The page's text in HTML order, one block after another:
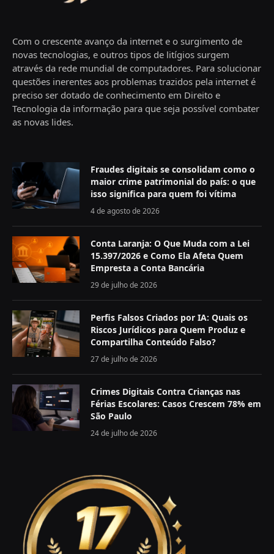
Com o crescente avanço da internet e o surgimento de
novas tecnologias, e outros tipos de litígios surgem
através da rede mundial de computadores. Para solucionar
questões inerentes aos problemas trazidos pela internet é
preciso ser dotado de conhecimento em Direito e
Tecnologia da informação para que seja possível combater
as novas lides.
Fraudes digitais se consolidam como o
maior crime patrimonial do país: o que
isso significa para quem foi vítima
4 de agosto de 2026
Conta Laranja: O Que Muda com a Lei
15.397/2026 e Como Ela Afeta Quem
Empresta a Conta Bancária
29 de julho de 2026
Perfis Falsos Criados por IA: Quais os
Riscos Jurídicos para Quem Produz e
Compartilha Conteúdo Falso?
27 de julho de 2026
Crimes Digitais Contra Crianças nas
Férias Escolares: Casos Crescem 78% em
São Paulo
24 de julho de 2026